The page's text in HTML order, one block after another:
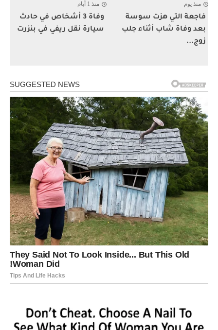
منذ يوم
فاجعة التي هزت سوسة
بعد وفاة شاب أثناء جلب
زوج...
منذ 1 أيام
وفاة 3 أشخاص في حادث
سيارة نقل ريفي في بنزرت